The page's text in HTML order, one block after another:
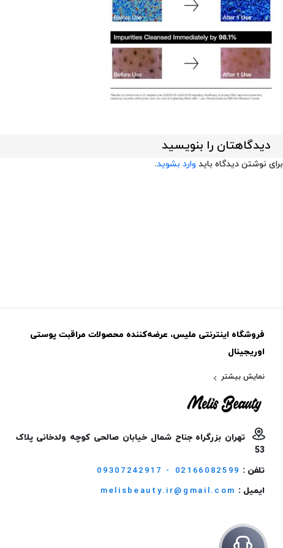
دیدگاهتان را بنویسید
برای نوشتن دیدگاه باید وارد بشوید.
فروشگاه اینترنتی ملیس، عرضه‌کننده محصولات مراقبت پوستی
اوریجینال
نمایش بیشتر
تهران بزرگراه جناح شمال خیابان صالحی کوچه ولدخانی پلاک
53
تلفن : 09307242917 - 02166082599
ایمیل : melisbeauty.ir@gmail.com